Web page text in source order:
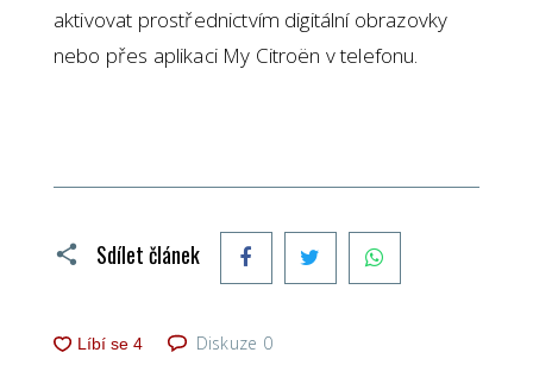
aktivovat prostřednictvím digitální obrazovky
nebo přes aplikaci My Citroën v telefonu.
Sdílet článek FacebookTwitter
Diskuze 0